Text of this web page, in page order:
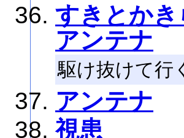
すきとか
アンテナ
駆け抜けて行
アンテナ
視患